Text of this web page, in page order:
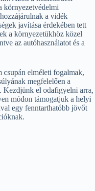
környezetvédelmi
a vidék
javítása érdekében tett
a környezetükhöz közel
az autóhasználatot és a
csupán elméleti fogalmak,
megfelelően a
Kezdjünk el odafigyelni arra,
módon támogatjuk a helyi
egy fenntarthatóbb jövőt